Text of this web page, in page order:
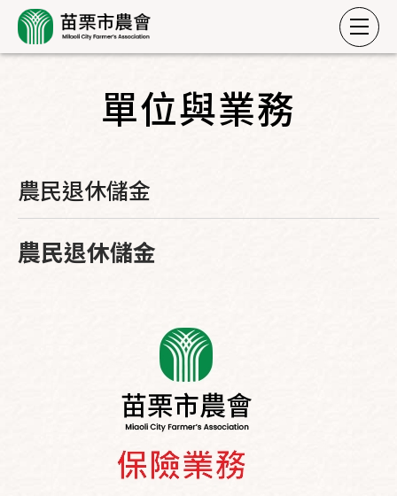
單位與業務
農民退休儲金
農民退休儲金